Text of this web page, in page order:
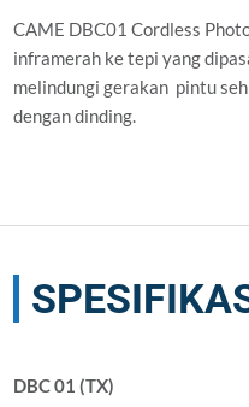
CAME DBC01 Cordless
inframerah ke tepi yang
melindungi gerakan pintu
dengan dinding.
DBC 01 (TX)